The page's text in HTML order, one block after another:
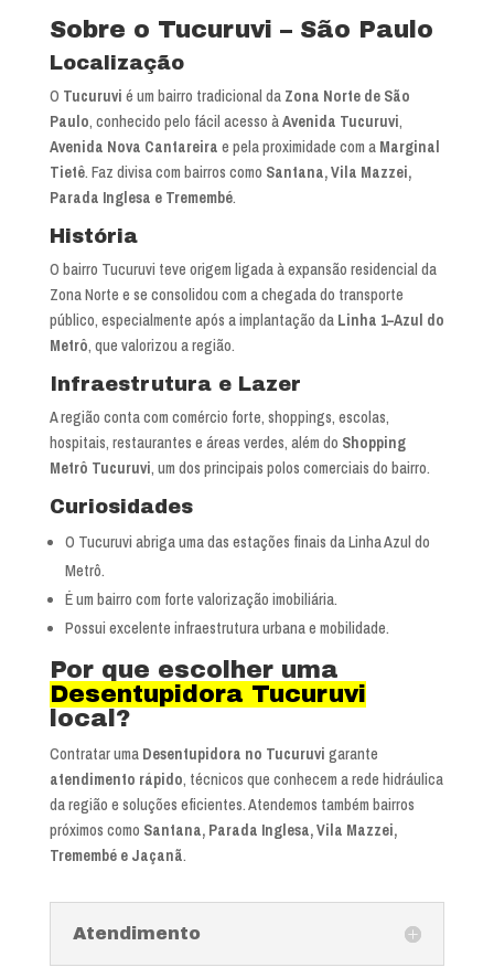
Sobre o Tucuruvi – São Paulo
Localização
O Tucuruvi é um bairro tradicional da Zona Norte de São
Paulo, conhecido pelo fácil acesso àAvenida Tucuruvi,
Avenida Nova Cantareira e pela proximidade com a Marginal
Tietê. Faz divisa com bairros como Santana, Vila Mazzei,
Parada Inglesa e Tremembé.
História
O bairro Tucuruvi teve origem ligada à expansão residencial da
Zona Norte e se consolidou com a chegada do transporte
público, especialmente após a implantação da Linha 1–Azul do
Metrô, que valorizou a região.
Infraestrutura e Lazer
A região conta com comércio forte, shoppings, escolas,
hospitais, restaurantes e áreas verdes, além do Shopping
Metrô Tucuruvi, um dos principais polos comerciais do bairro.
Curiosidades
O Tucuruvi abriga uma das estações finais da Linha Azul do
Metrô.
É um bairro com forte valorização imobiliária.
Possui excelente infraestrutura urbana e mobilidade.
Por que escolher uma
Desentupidora Tucuruvi
local?
Contratar uma Desentupidora no Tucuruvi garante
atendimento rápido, técnicos que conhecem a rede hidráulica
da região e soluções eficientes. Atendemos também bairros
próximos como Santana, Parada Inglesa, Vila Mazzei,
Tremembé e Jaçanã.
Atendimento